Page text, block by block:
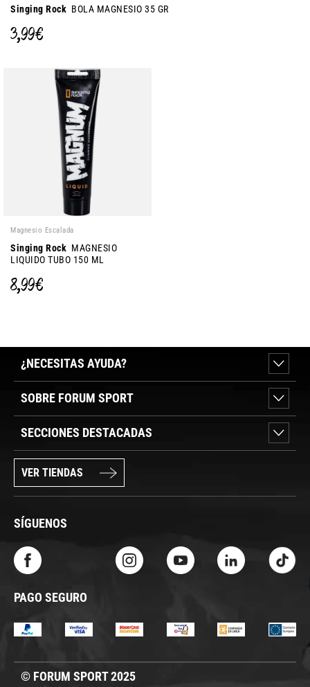
Singing Rock BOLA MAGNESIO 35 GR
3,99 €
Magnesio Escalada
Singing Rock MAGNESIO
LIQUIDO TUBO 150 ML
8,99 €
¿NECESITAS AYUDA?
SOBRE FORUM SPORT
SECCIONES DESTACADAS
VER TIENDAS
SÍGUENOS
PAGO SEGURO
© FORUM SPORT 2025